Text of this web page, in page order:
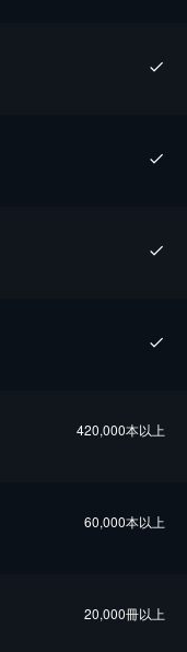
420,000本以上
60,000本以上
20,000冊以上